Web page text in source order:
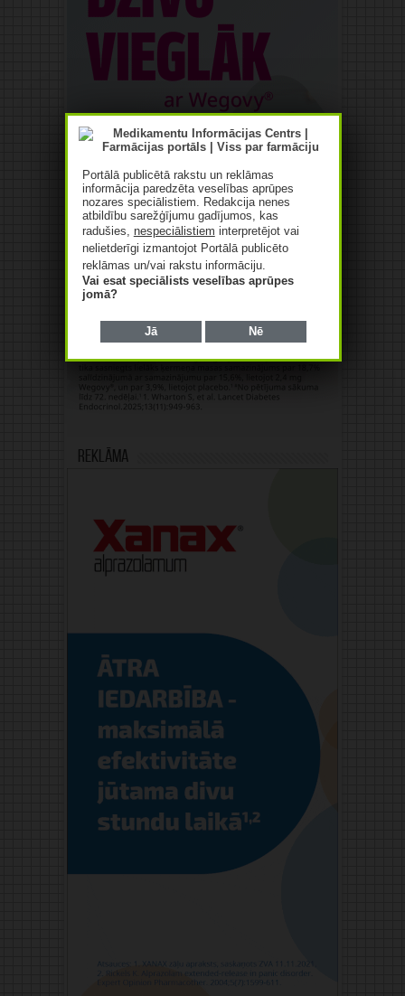
Reklāma
Portālā publicētā rakstu un reklāmas
informācija paredzēta veselības aprūpes
nozares speciālistiem. Redakcija nenes
atbildību sarežģījumu gadījumos, kas
radušies, nespeciālistiem interpretējot vai
nelietderīgi izmantojot Portālā publicēto
reklāmas un/vai rakstu informāciju.
Vai esat speciālists veselības aprūpes
jomā?
Jā Nē